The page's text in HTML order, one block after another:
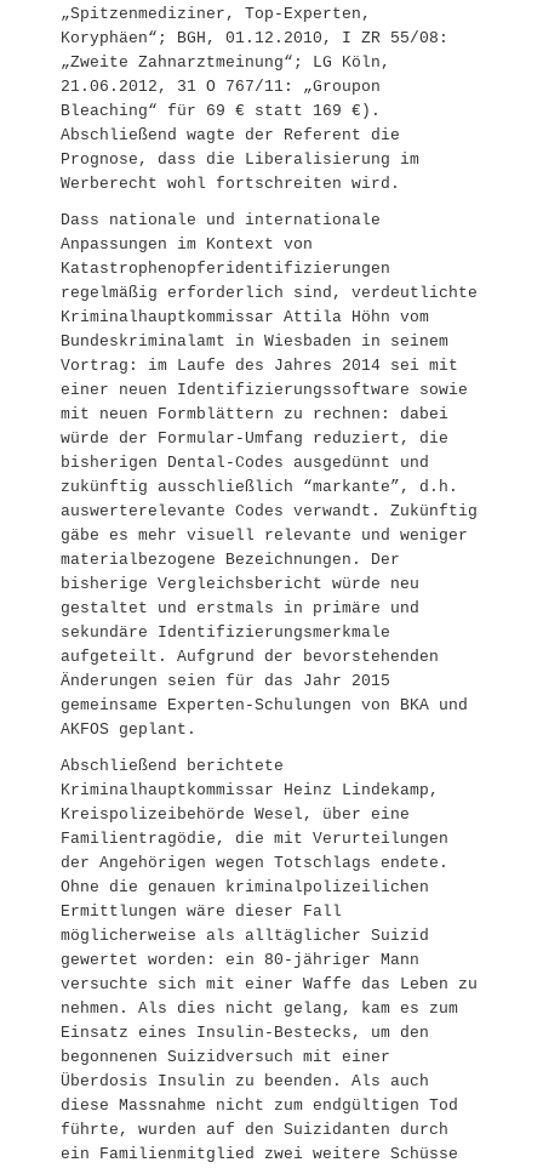
„Spitzenmediziner, Top-Experten,
Koryphäen“; BGH, 01.12.2010, I ZR 55/08:
„Zweite Zahnarztmeinung“; LG Köln,
21.06.2012, 31 O 767/11: „Groupon
Bleaching“ für 69 € statt 169 €).
Abschließend wagte der Referent die
Prognose, dass die Liberalisierung im
Werberecht wohl fortschreiten wird.
Dass nationale und internationale
Anpassungen im Kontext von
Katastrophenopferidentifizierungen
regelmäßig erforderlich sind, verdeutlichte
Kriminalhauptkommissar Attila Höhn vom
Bundeskriminalamt in Wiesbaden in seinem
Vortrag: im Laufe des Jahres 2014 sei mit
einer neuen Identifizierungssoftware sowie
mit neuen Formblättern zu rechnen: dabei
würde der Formular-Umfang reduziert, die
bisherigen Dental-Codes ausgedünnt und
zukünftig ausschließlich “markante”, d.h.
auswerterelevante Codes verwandt. Zukünftig
gäbe es mehr visuell relevante und weniger
materialbezogene Bezeichnungen. Der
bisherige Vergleichsbericht würde neu
gestaltet und erstmals in primäre und
sekundäre Identifizierungsmerkmale
aufgeteilt. Aufgrund der bevorstehenden
Änderungen seien für das Jahr 2015
gemeinsame Experten-Schulungen von BKA und
AKFOS geplant.
Abschließend berichtete
Kriminalhauptkommissar Heinz Lindekamp,
Kreispolizeibehörde Wesel, über eine
Familientragödie, die mit Verurteilungen
der Angehörigen wegen Totschlags endete.
Ohne die genauen kriminalpolizeilichen
Ermittlungen wäre dieser Fall
möglicherweise als alltäglicher Suizid
gewertet worden: ein 80-jähriger Mann
versuchte sich mit einer Waffe das Leben zu
nehmen. Als dies nicht gelang, kam es zum
Einsatz eines Insulin-Bestecks, um den
begonnenen Suizidversuch mit einer
Überdosis Insulin zu beenden. Als auch
diese Massnahme nicht zum endgültigen Tod
führte, wurden auf den Suizidanten durch
ein Familienmitglied zwei weitere Schüsse